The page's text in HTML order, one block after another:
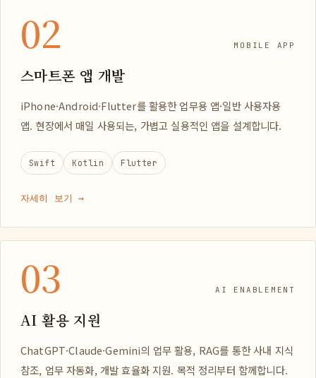
02 MOBILE APP
스마트폰 앱 개발
iPhone·Android·Flutter를 활용한 업무용 앱·일반 사용자용
앱. 현장에서 매일 사용되는, 가볍고 실용적인 앱을 설계합니다.
Swift Kotlin Flutter
자세히 보기 →
03 AI ENABLEMENT
AI 활용 지원
ChatGPT·Claude·Gemini의 업무 활용, RAG를 통한 사내 지식
참조, 업무 자동화, 개발 효율화 지원. 목적 정리부터 함께합니다.